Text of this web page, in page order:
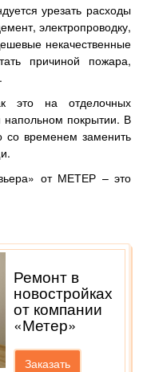
урезать расходы
электропроводку,
некачественные
причиной пожара,
это на отделочных
покрытии. В
со временем заменить
от МЕТЕР – это
Ремонт в
новостройках
от компании
«Метер»
Заказать